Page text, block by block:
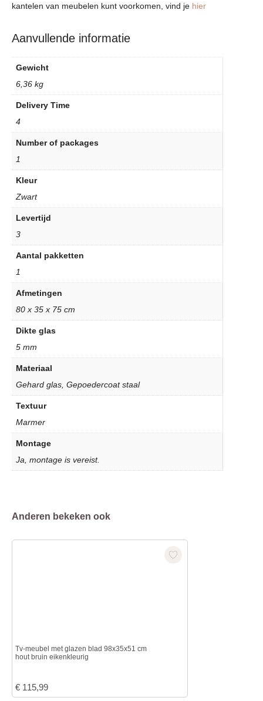
kantelen van meubelen kunt voorkomen, vind je hier
Aanvullende informatie
Gewicht
6,36 kg
Delivery Time
4
Number of packages
1
Kleur
Zwart
Levertijd
3
Aantal pakketten
1
Afmetingen
80 x 35 x 75 cm
Dikte glas
5 mm
Materiaal
Gehard glas, Gepoedercoat staal
Textuur
Marmer
Montage
Ja, montage is vereist.
Anderen bekeken ook
Tv-meubel met glazen blad 98x35x51 cm
hout bruin eikenkleurig
€ 115,99